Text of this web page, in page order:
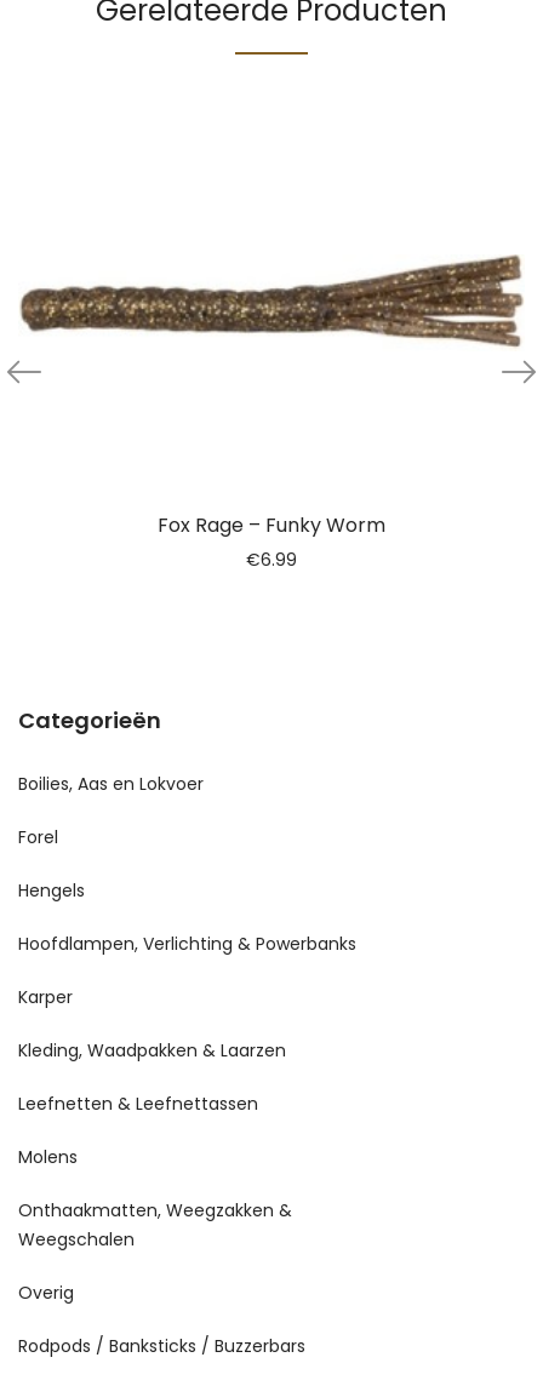
Gerelateerde Producten
Fox Rage – Funky Worm
€6.99
Categorieën
Boilies, Aas en Lokvoer
Forel
Hengels
Hoofdlampen, Verlichting & Powerbanks
Karper
Kleding, Waadpakken & Laarzen
Leefnetten & Leefnettassen
Molens
Onthaakmatten, Weegzakken &
Weegschalen
Overig
Rodpods / Banksticks / Buzzerbars